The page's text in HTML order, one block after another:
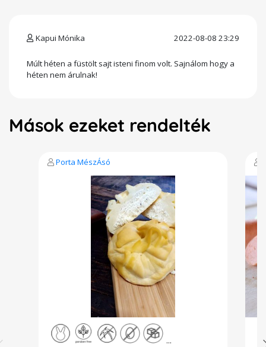
Kapui Mónika 2022-08-08 23:29
Múlt héten a füstölt sajt isteni finom volt. Sajnálom hogy a
héten nem árulnak!
Mások ezeket rendelték
Porta MészÁsó
...